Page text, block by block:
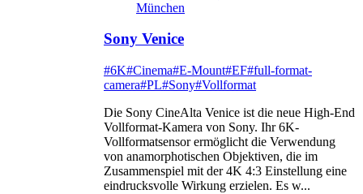
Sony Venice
#6K#Cinema#E-Mount#EF#full-format-
camera#PL#Sony#Vollformat
Die Sony CineAlta Venice ist die neue High-End
Vollformat-Kamera von Sony. Ihr 6K-
Vollformatsensor ermöglicht die Verwendung
von anamorphotischen Objektiven, die im
Zusammenspiel mit der 4K 4:3 Einstellung eine
eindrucksvolle Wirkung erzielen. Es w...